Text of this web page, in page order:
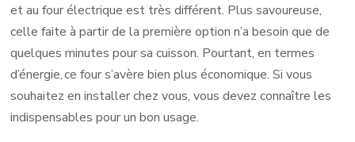
et au four électrique est très différent. Plus savoureuse,
celle faite à partir de la première option n’a besoin que de
quelques minutes pour sa cuisson. Pourtant, en termes
d’énergie, ce four s’avère bien plus économique. Si vous
souhaitez en installer chez vous, vous devez connaître les
indispensables pour un bon usage.